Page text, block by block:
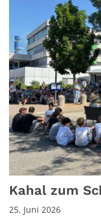
Kahal zum
25. Juni 2026